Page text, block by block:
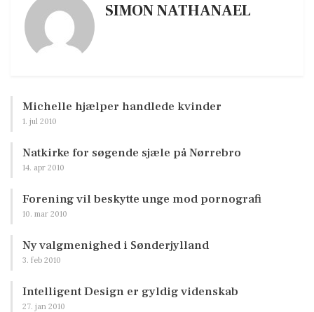
SIMON NATHANAEL
Michelle hjælper handlede kvinder
1. jul 2010
Natkirke for søgende sjæle på Nørrebro
14. apr 2010
Forening vil beskytte unge mod pornografi
10. mar 2010
Ny valgmenighed i Sønderjylland
3. feb 2010
Intelligent Design er gyldig videnskab
27. jan 2010